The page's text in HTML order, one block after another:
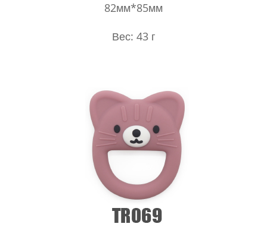
82мм*85мм
Вес: 43 г